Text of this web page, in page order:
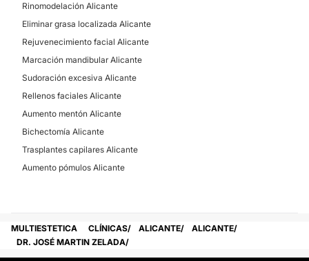
Rinomodelación Alicante
Eliminar grasa localizada Alicante
Rejuvenecimiento facial Alicante
Marcación mandibular Alicante
Sudoración excesiva Alicante
Rellenos faciales Alicante
Aumento mentón Alicante
Bichectomía Alicante
Trasplantes capilares Alicante
Aumento pómulos Alicante
MULTIESTETICA CLÍNICAS ALICANTE
ALICANTE
DR. JOSÉ MARTIN ZELADA